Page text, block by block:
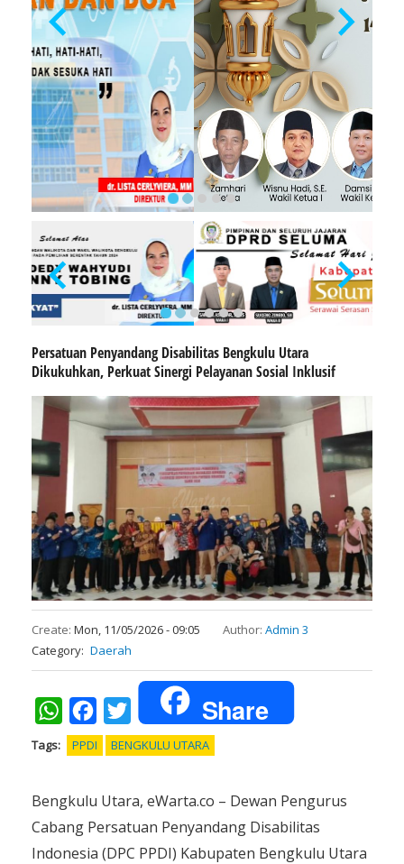
Persatuan Penyandang Disabilitas Bengkulu Utara
Dikukuhkan, Perkuat Sinergi Pelayanan Sosial Inklusif
Create: Mon, 11/05/2026 - 09:05 Author: Admin 3
Category Daerah
WhatsAppFacebookTwitter Share
Tags PPDI BENGKULU UTARA
Bengkulu Utara, eWarta.co – Dewan Pengurus
Cabang Persatuan Penyandang Disabilitas
Indonesia (DPC PPDI) Kabupaten Bengkulu Utara